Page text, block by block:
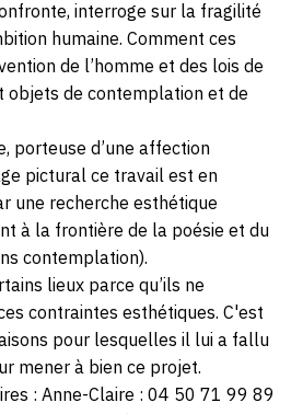
interroge sur la fragilité
humaine. Comment ces
de l’homme et des lois de
objets de contemplation et de
porteuse d’une affection
pictural ce travail est en
une recherche esthétique
à la frontière de la poésie et du
contemplation).
lieux parce qu’ils ne
contraintes esthétiques. C'est
pour lesquelles il lui a fallu
mener à bien ce projet.
: Anne-Claire : 04 50 71 99 89